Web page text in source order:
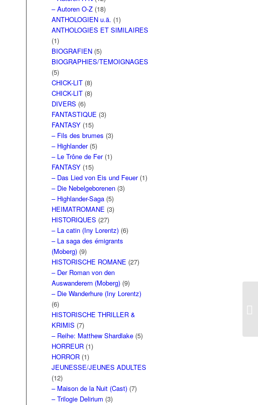
– Autoren O-Z (18)
ANTHOLOGIEN u.ä. (1)
ANTHOLOGIES ET SIMILAIRES
(1)
BIOGRAFIEN (5)
BIOGRAPHIES/TEMOIGNAGES
(5)
CHICK-LIT (8)
CHICK-LIT (8)
DIVERS (6)
FANTASTIQUE (3)
FANTASY (15)
– Fils des brumes (3)
– Highlander(5)
– Le Trône de Fer(1)
FANTASY (15)
– Das Lied von Eis und Feuer(1)
– Die Nebelgeborenen (3)
– Highlander-Saga (5)
HEIMATROMANE (3)
HISTORIQUES (27)
– La catin (Iny Lorentz) (6)
– La saga des émigrants
(Moberg) (9)
HISTORISCHE ROMANE (27)
– Der Roman von den
Auswanderern (Moberg) (9)
– Die Wanderhure (Iny Lorentz)
(6)
HISTORISCHE THRILLER &
KRIMIS (7)
– Reihe: Matthew Shardlake (5)
HORREUR (1)
HORROR (1)
JEUNESSE/JEUNES ADULTES
(12)
– Maison de la Nuit (Cast) (7)
– Trilogie Delirium (3)